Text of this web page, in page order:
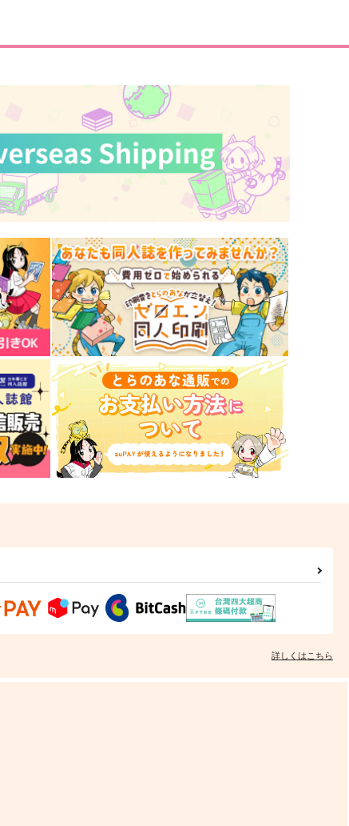
詳しくはこちら